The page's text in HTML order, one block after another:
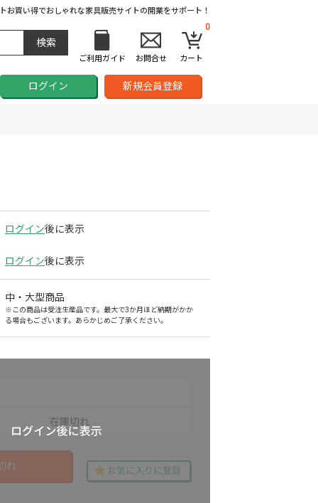
お買い得でおしゃれな家具販売サイトの開業をサポート！
ご利用ガイド お問合せ
0
カート
ログイン 新規会員登録
ログイン後に表示
ログイン後に表示
中・大型商品
※この商品は受注生産品です。最大で3か月ほど納期がかか
る場合もございます。あらかじめご了承ください。
在庫切れ
れ お気に入りに登録